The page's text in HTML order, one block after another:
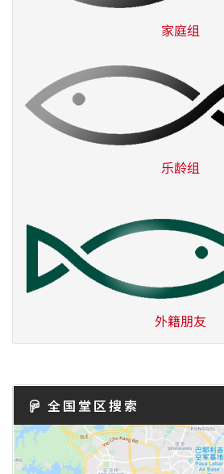
家庭组
乐龄组
外籍朋友
全国堂区搜索